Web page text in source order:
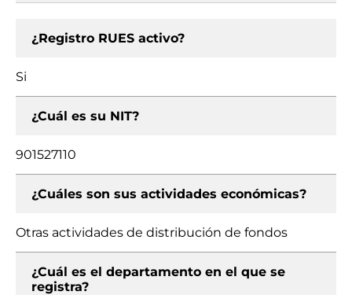
¿Registro RUES activo?
Si
¿Cuál es su NIT?
901527110
¿Cuáles son sus actividades económicas?
Otras actividades de distribución de fondos
¿Cuál es el departamento en el que se
registra?